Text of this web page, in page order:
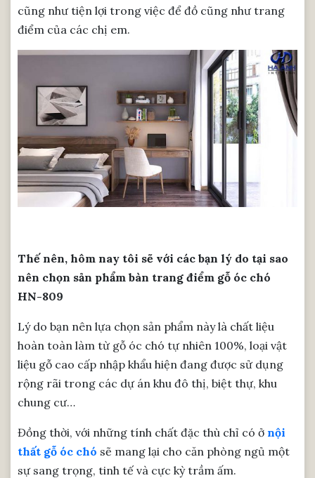
cũng như tiện lợi trong việc để đồ cũng như trang
điểm của các chị em.
Thế nên, hôm nay tôi sẽ với các bạn lý do tại sao
nên chọn sản phẩm bàn trang điểm gỗ óc chó
HN-809
Lý do bạn nên lựa chọn sản phẩm này là chất liệu
hoàn toàn làm từ gỗ óc chó tự nhiên 100%, loại vật
liệu gỗ cao cấp nhập khẩu hiện đang được sử dụng
rộng rãi trong các dự án khu đô thị, biệt thự, khu
chung cư…
Đồng thời, với những tính chất đặc thù chỉ có ở nội
thất gỗ óc chó sẽ mang lại cho căn phòng ngủ một
sự sang trọng, tinh tế và cực kỳ trầm ấm.